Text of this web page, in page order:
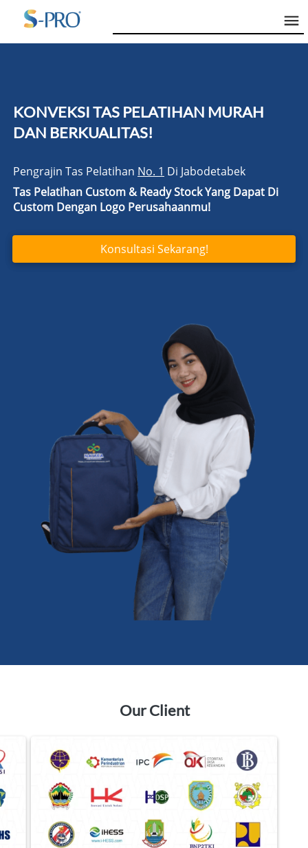
KONVEKSI TAS PELATIHAN MURAH
DAN BERKUALITAS!
Pengrajin Tas Pelatihan No. 1 Di Jabodetabek
Tas Pelatihan Custom & Ready StockYang Dapat Di
Custom Dengan Logo Perusahaanmu!
`Konsultasi Sekarang!
Our Client